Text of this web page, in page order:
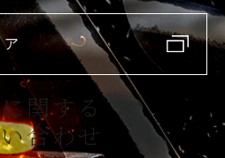
関する
合わせ